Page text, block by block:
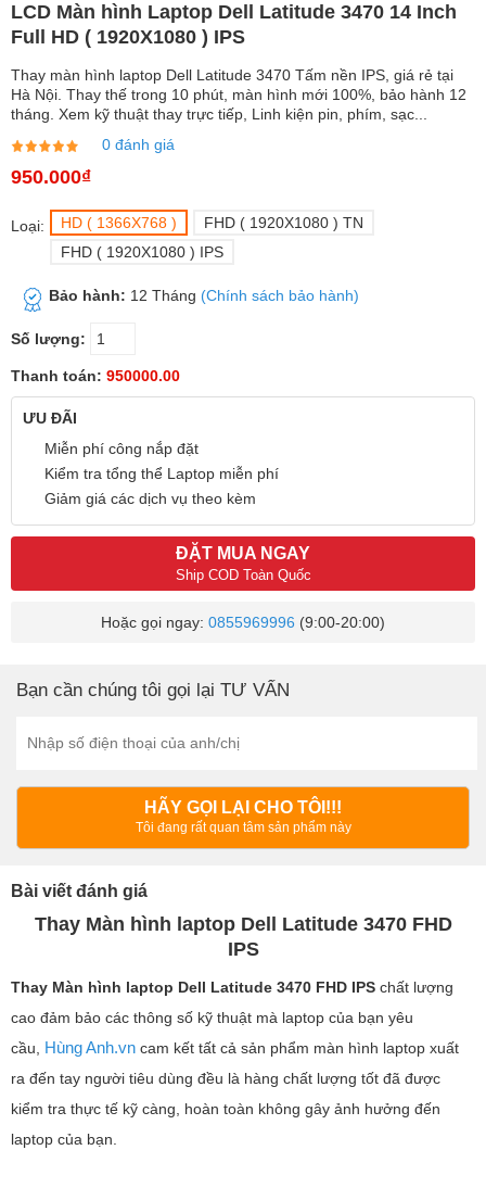
LCD Màn hình Laptop Dell Latitude 3470 14 Inch
Full HD ( 1920X1080 ) IPS
Thay màn hình laptop Dell Latitude 3470 Tấm nền IPS, giá rẻ tại
Hà Nội. Thay thế trong 10 phút, màn hình mới 100%, bảo hành 12
tháng. Xem kỹ thuật thay trực tiếp, Linh kiện pin, phím, sạc...
0 đánh giá
950.000₫
Loại: HD ( 1366X768 )
FHD ( 1920X1080 ) TN
FHD ( 1920X1080 ) IPS
Bảo hành: 12 Tháng (Chính sách bảo hành)
Số lượng:
Thanh toán: 950000.00
ƯU ĐÃI
Miễn phí công nắp đặt
Kiểm tra tổng thể Laptop miễn phí
Giảm giá các dịch vụ theo kèm
ĐẶT MUA NGAY
Ship COD Toàn Quốc
Hoặc gọi ngay: 0855969996 (9:00-20:00)
Bạn cần chúng tôi gọi lại TƯ VẤN
HÃY GỌI LẠI CHO TÔI!!!
Tôi đang rất quan tâm sản phẩm này
Bài viết đánh giá
Thay Màn hình laptop Dell Latitude 3470 FHD
IPS
Thay Màn hình laptop Dell Latitude 3470 FHD IPS chất lượng
cao đảm bảo các thông số kỹ thuật mà laptop của bạn yêu
cầu, Hùng Anh.vn cam kết tất cả sản phẩm màn hình laptop xuất
ra đến tay người tiêu dùng đều là hàng chất lượng tốt đã được
kiểm tra thực tế kỹ càng, hoàn toàn không gây ảnh hưởng đến
laptop của bạn.